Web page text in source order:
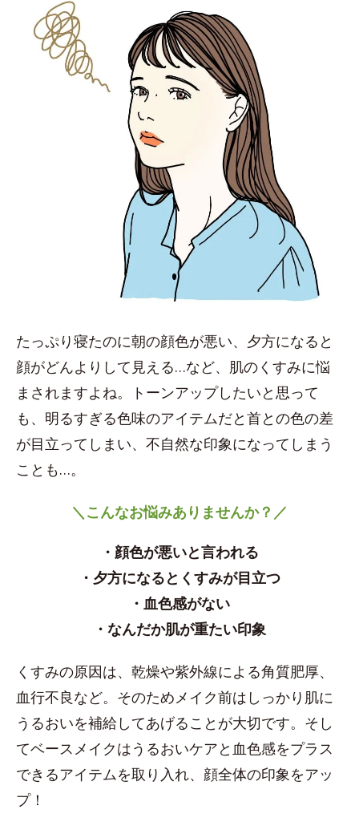
たっぷり寝たのに朝の顔色が悪い、夕方になると
顔がどんよりして見える…など、肌のくすみに悩
まされますよね。トーンアップしたいと思って
も、明るすぎる色味のアイテムだと首との色の差
が目立ってしまい、不自然な印象になってしまう
ことも…。
＼こんなお悩みありませんか？／
・顔色が悪いと言われる
・夕方になるとくすみが目立つ
・血色感がない
・なんだか肌が重たい印象
くすみの原因は、乾燥や紫外線による角質肥厚、
血行不良など。そのためメイク前はしっかり肌に
うるおいを補給してあげることが大切です。そし
てベースメイクはうるおいケアと血色感をプラス
できるアイテムを取り入れ、顔全体の印象をアッ
プ！